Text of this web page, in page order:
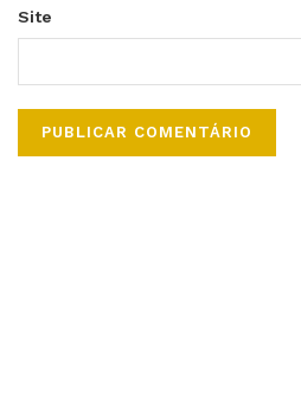
Site